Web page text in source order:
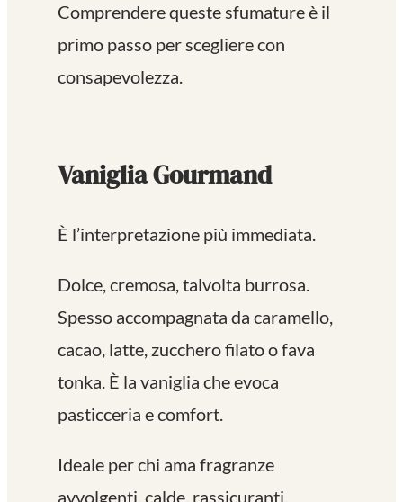
Comprendere queste sfumature è il
primo passo per scegliere con
consapevolezza.
Vaniglia Gourmand
È l’interpretazione più immediata.
Dolce, cremosa, talvolta burrosa.
Spesso accompagnata da caramello,
cacao, latte, zucchero filato o fava
tonka. È la vaniglia che evoca
pasticceria e comfort.
Ideale per chi ama fragranze
avvolgenti, calde, rassicuranti.